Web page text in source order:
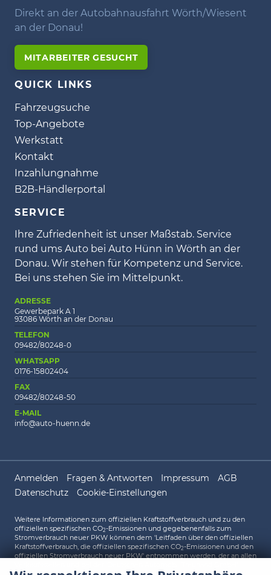
Direkt an der Autobahnausfahrt Wörth/Wiesent
an der Donau!
MITARBEITER GESUCHT
QUICK LINKS
Fahrzeugsuche
Top-Angebote
Werkstatt
Kontakt
Inzahlungnahme
B2B-Händlerportal
SERVICE
Ihre Zufriedenheit ist unser Maßstab. Service
rund ums Auto bei Auto Hünn in Wörth an der
Donau. Wir stehen für Kompetenz und Service.
Bei uns stehen Sie im Mittelpunkt.
ADRESSE
Gewerbepark A 1
93086 Wörth an der Donau
TELEFON
09482/80248-0
WHATSAPP
0176-15802404
FAX
09482/80248-50
E-MAIL
info@auto-huenn.de
Anmelden Fragen & Antworten Impressum
AGB
Datenschutz
Cookie-Einstellungen
Weitere Informationen zum offiziellen Kraftstoffverbrauch und zu den
offiziellen spezifischen CO2-Emissionen und gegebenenfalls zum
Stromverbrauch neuer PKW können dem 'Leitfaden über den offiziellen
Kraftstoffverbrauch, die offiziellen spezifischen CO2-Emissionen und den
offiziellen Stromverbrauch neuer PKW' entnommen werden, der an allen